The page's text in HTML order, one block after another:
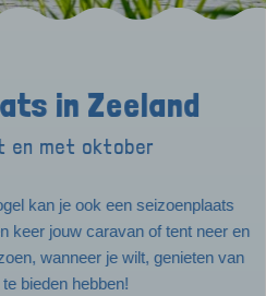
in Zeeland
en met oktober
kan je ook een seizoenplaats
keer jouw caravan of tent neer en
wanneer je wilt, genieten van
bieden hebben!